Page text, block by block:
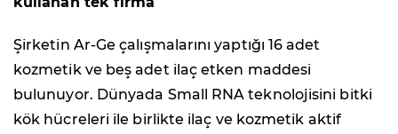
Şirketin Ar-Ge çalışmalarını yaptığı 16 adet
kozmetik ve beş adet ilaç etken maddesi
bulunuyor. Dünyada Small RNA teknolojisini bitki
kök hücreleri ile birlikte ilaç ve kozmetik aktif